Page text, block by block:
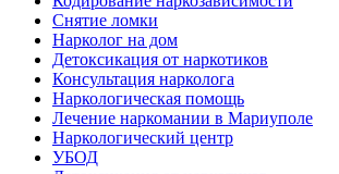
Снятие ломки
Нарколог на дом
Детоксикация от наркотиков
Консультация нарколога
Наркологическая помощь
Лечение наркомании в Мариуполе
Наркологический центр
УБОД